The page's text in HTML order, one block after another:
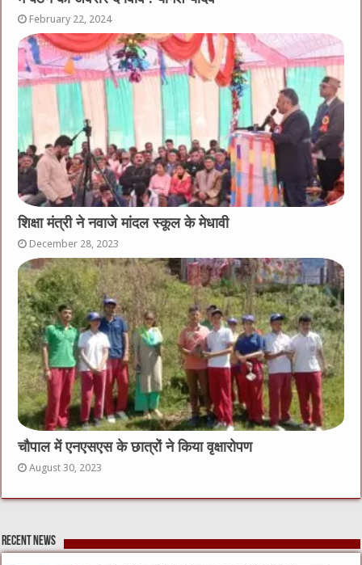
February 22, 2024
शिक्षा मंत्री ने नवाजे मांदल स्कूल के मेधावी
December 28, 2023
चौपाल में एनएसएस के छात्रों ने किया वृक्षारोपण
August 30, 2023
Recent News